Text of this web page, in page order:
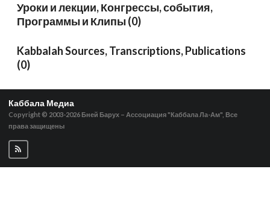
Уроки и лекции, Конгрессы, события,
Программы и Клипы (0)
Kabbalah Sources, Transcriptions, Publications
(0)
Каббала Медиа
Copyright © 2003-2026 Бней Барух – Ассоциация "Каббала Ла-Ам", Все
права защищены